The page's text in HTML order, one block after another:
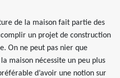
de la maison fait partie des
un projet de construction
On ne peut pas nier que
maison nécessite un peu plus
d’avoir une notion sur